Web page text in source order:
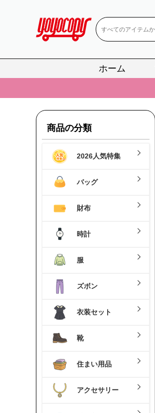
ホーム
商品の分類
2026人気特集
バッグ
財布
時計
服
ズボン
衣装セット
靴
住まい用品
アクセサリー